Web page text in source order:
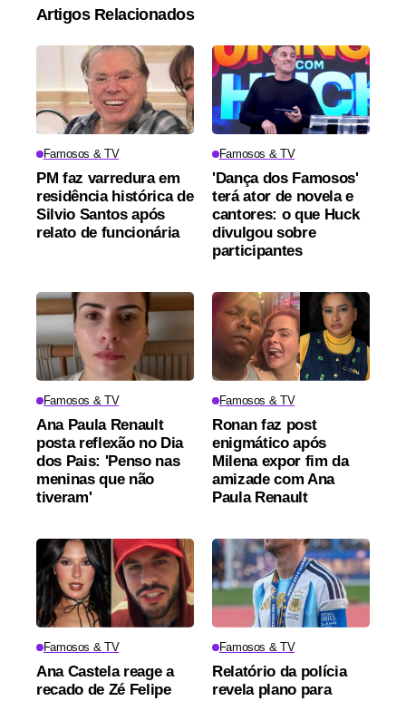
Artigos Relacionados
Famosos & TV
PM faz varredura em
residência histórica de
Silvio Santos após
relato de funcionária
Famosos & TV
'Dança dos Famosos'
terá ator de novela e
cantores: o que Huck
divulgou sobre
participantes
Famosos & TV
Ana Paula Renault
posta reflexão no Dia
dos Pais: 'Penso nas
meninas que não
tiveram'
Famosos & TV
Ronan faz post
enigmático após
Milena expor fim da
amizade com Ana
Paula Renault
Famosos & TV
Ana Castela reage a
recado de Zé Felipe
Famosos & TV
Relatório da polícia
revela plano para